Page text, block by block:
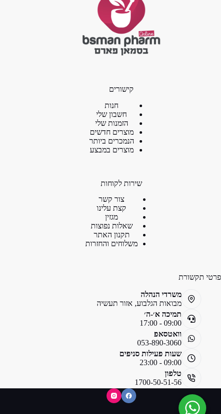
קישורים
חנות
חשבון שלי
הזמנות שלי
מוצרים חדשים
הנמכרים ביותר
מוצרים במבצע
שירות לקוחות
צור קשר
קצת עלינו
מגזין
שאלות נפוצות
תקנון האתר
משלוחים והחזרות
פרטי תקשורת
משרדי הנהלה
מבואות הגלבוע, אזור תעשיה
תמיכה א׳-ה׳
09:00 - 17:00
וואטסאפ
053-890-3060
שעות פעילות סניפים
09:00 - 23:00
טלפון
1700-50-51-56